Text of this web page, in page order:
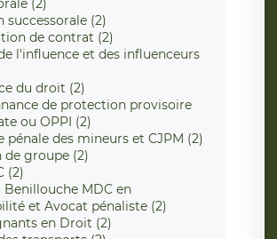
(2)
successorale (2)
de contrat (2)
l'influence et des influenceurs
du droit (2)
de protection provisoire
ou OPPI (2)
pénale des mineurs et CJPM (2)
de groupe (2)
(2)
Benillouche MDC en
et Avocat pénaliste (2)
en Droit (2)